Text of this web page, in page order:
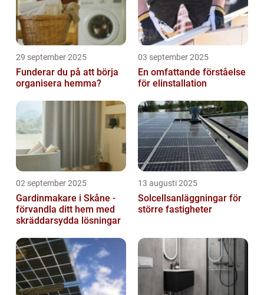
29 september 2025
Funderar du på att börja
organisera hemma?
03 september 2025
En omfattande förståelse
för elinstallation
02 september 2025
Gardinmakare i Skåne -
förvandla ditt hem med
skräddarsydda lösningar
13 augusti 2025
Solcellsanläggningar för
större fastigheter